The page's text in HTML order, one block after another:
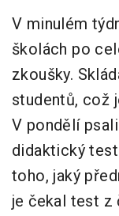
V minulém
školách po
zkoušky.
studentů, což
V pondělí
didaktický
toho, jaký
je čekal test z